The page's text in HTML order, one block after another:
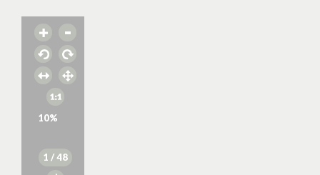
10%
1 / 48